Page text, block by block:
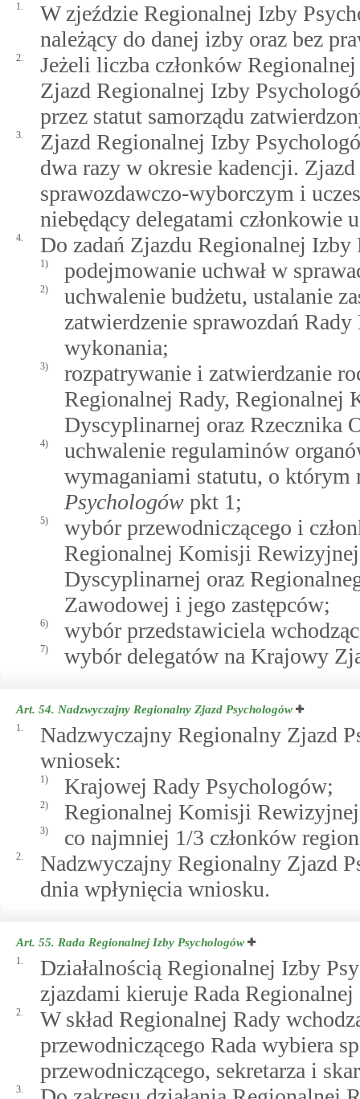
1.
W zjeździe Regionalnej Izby
należący do danej izby oraz bez
2.
Jeżeli liczba członków
Zjazd Regionalnej Izby
przez statut samorządu
3.
Zjazd Regionalnej Izby
dwa razy w okresie kadencji.
sprawozdawczo-wyborczym i
niebędący delegatami członkowie
4. Do zadań Zjazdu Regionalnej
1) podejmowanie uchwał w
2)
uchwalenie budżetu, ustalanie
zatwierdzenie sprawozdań
wykonania;
3)
rozpatrywanie i zatwierdzanie
Regionalnej Rady,
Dyscyplinarnej oraz Rzecznika
4)
uchwalenie regulaminów
wymaganiami statutu, o
Psychologów pkt 1;
5)
wybór przewodniczącego i
Regionalnej Komisji
Dyscyplinarnej oraz
Zawodowej i jego zastępców;
6) wybór przedstawiciela
7) wybór delegatów na Krajowy
Art. 54. Nadzwyczajny Regionalny Zjazd Psychologów
1.
Nadzwyczajny Regionalny Zjazd
wniosek:
1) Krajowej Rady Psychologów;
2) Regionalnej Komisji
3) co najmniej 1/3 członków
2.
Nadzwyczajny Regionalny Zjazd
dnia wpłynięcia wniosku.
Art. 55. Rada Regionalnej Izby Psychologów
1.
Działalnością Regionalnej Izby
zjazdami kieruje Rada
2.
W skład Regionalnej Rady
przewodniczącego Rada wybiera
przewodniczącego, sekretarza i
3.